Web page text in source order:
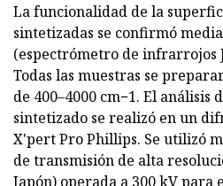
La funcionalidad de la
sintetizadas se confirmó
(espectrómetro de infrarrojos
Todas las muestras se
de 400–4000 cm−1. El análisis
sintetizado se realizó en un
X'pert Pro Phillips. Se utilizó
de transmisión de alta
Japón) operada a 300 kV